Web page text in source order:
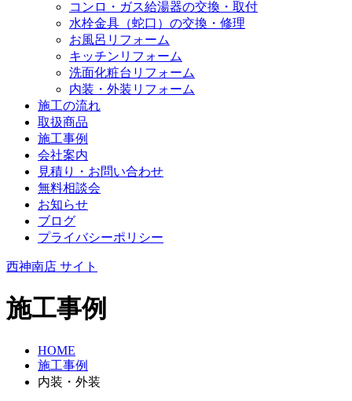
コンロ・ガス給湯器の交換・取付
水栓金具（蛇口）の交換・修理
お風呂リフォーム
キッチンリフォーム
洗面化粧台リフォーム
内装・外装リフォーム
施工の流れ
取扱商品
施工事例
会社案内
見積り・お問い合わせ
無料相談会
お知らせ
ブログ
プライバシーポリシー
西神南店 サイト
施工事例
HOME
施工事例
内装・外装